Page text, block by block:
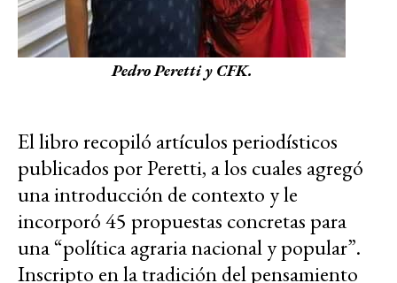
Pedro Peretti y CFK.
El libro recopiló artículos periodísticos
publicados por Peretti, a los cuales agregó
una introducción de contexto y le
incorporó 45 propuestas concretas para
una “política agraria nacional y popular”.
Inscripto en la tradición del pensamiento